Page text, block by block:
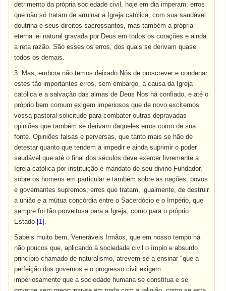
detrimento da própria sociedade civil, hoje em dia imperam; erros
que não só tratam de arruinar a Igreja católica, com sua saudável
doutrina e seus direitos sacrossantos, mas também a própria
eterna lei natural gravada por Deus em todos os corações e ainda
a reta razão. São esses os erros, dos quais se derivam quase
todos os demais.
3. Mas, embora não temos deixado Nós de proscrever e condenar
estes tão importantes erros, sem embargo, a causa da Igreja
católica e a salvação das almas de Deus Nos há confiado, e até o
próprio bem comum exigem imperiosos que de novo excitemos
vossa pastoral solicitude para combater outras depravadas
opiniões que também se derivam daqueles erros como de sua
fonte. Opiniões falsas e perversas, que tanto mais se hão de
detestar quanto que tendem a impedir e ainda suprimir o poder
saudável que até o final dos séculos deve exercer livremente a
Igreja católica por instituição e mandato de seu divino Fundador,
sobre os homens em particular e também sobre as nações, povos
e governantes supremos; erros que tratam, igualmente, de destruir
a união e a mútua concórdia entre o Sacerdócio e o Império, que
sempre foi tão proveitosa para a Igreja, como para o próprio
Estado [1] .
Sabeis muito bem, Veneráveis Irmãos, que em nosso tempo há
não poucos que, aplicando à sociedade civil o ímpio e absurdo
princípio chamado de naturalismo, atrevem-se a ensinar "que a
perfeição dos governos e o progresso civil exigem
imperiosamente que a sociedade humana se constitua e se